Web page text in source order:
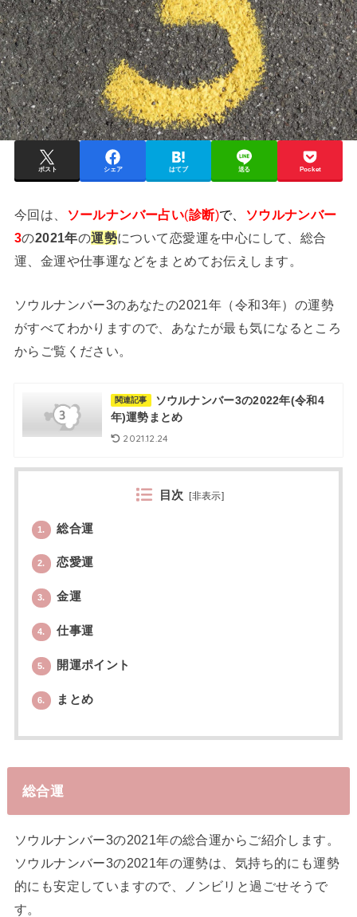
ポスト シェア はてブ 送る Pocket
今回は、 ソールナンバー占い(診断)で、
ソウルナンバー
3の2021年の運勢について恋愛運を中心にして、総合
運、金運や仕事運などをまとめてお伝えします。
ソウルナンバー3のあなたの2021年（令和3年）の運勢
がすべてわかりますので、あなたが最も気になるところ
からご覧ください。
関連記事
ソウルナンバー3の2022年(令和4
年)運勢まとめ
2021.12.24
目次 [非表示]
1. 総合運
2. 恋愛運
3. 金運
4. 仕事運
5. 開運ポイント
6. まとめ
総合運
ソウルナンバー3の2021年の総合運からご紹介します。
ソウルナンバー3の2021年の運勢は、気持ち的にも運勢
的にも安定していますので、ノンビリと過ごせそうで
す。